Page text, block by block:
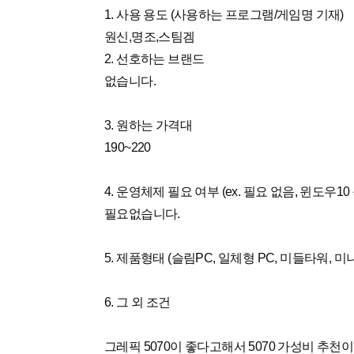
1. 사용 용도 (사용하는 프로그램/게임명 기재)
원신,명조,스팀겜
2. 선호하는 브랜드
없습니다.
3. 원하는 가격대
190~220
4. 운영체제 필요 여부 (ex. 필요 없음, 윈도우10
필요없습니다.
5. 제품형태 (슬림PC, 일체형 PC, 미들타워, 미
6. 그 외 조건
그레픽 5070이 좋다고해서 5070 가성비 추천